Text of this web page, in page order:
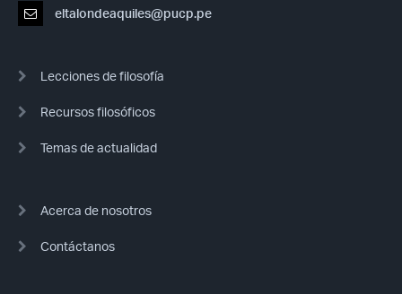
eltalondeaquiles@pucp.pe
Lecciones de filosofía
Recursos filosóficos
Temas de actualidad
Acerca de nosotros
Contáctanos